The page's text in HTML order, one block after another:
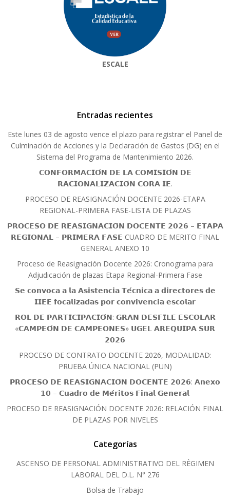
ESCALE
Entradas recientes
Este lunes 03 de agosto vence el plazo para registrar el Panel de
Culminación de Acciones y la Declaración de Gastos (DG) en el
Sistema del Programa de Mantenimiento 2026.
𝗖𝗢𝗡𝗙𝗢𝗥𝗠𝗔𝗖𝗜𝗢́𝗡 𝗗𝗘 𝗟𝗔 𝗖𝗢𝗠𝗜𝗦𝗜𝗢́𝗡 𝗗𝗘
𝗥𝗔𝗖𝗜𝗢𝗡𝗔𝗟𝗜𝗭𝗔𝗖𝗜𝗢́𝗡 𝗖𝗢𝗥𝗔 𝗜𝗘.
PROCESO DE REASIGNACIÓN DOCENTE 2026-ETAPA
REGIONAL-PRIMERA FASE-LISTA DE PLAZAS
𝗣𝗥𝗢𝗖𝗘𝗦𝗢 𝗗𝗘 𝗥𝗘𝗔𝗦𝗜𝗚𝗡𝗔𝗖𝗜𝗢́𝗡 𝗗𝗢𝗖𝗘𝗡𝗧𝗘 𝟮𝟬𝟮𝟲 – 𝗘𝗧𝗔𝗣𝗔
𝗥𝗘𝗚𝗜𝗢𝗡𝗔𝗟 – 𝗣𝗥𝗜𝗠𝗘𝗥𝗔 𝗙𝗔𝗦𝗘 CUADRO DE MERITO FINAL
GENERAL ANEXO 10
Proceso de Reasignación Docente 2026: Cronograma para
Adjudicación de plazas Etapa Regional-Primera Fase
𝗦𝗲 𝗰𝗼𝗻𝘃𝗼𝗰𝗮 𝗮 𝗹𝗮 𝗔𝘀𝗶𝘀𝘁𝗲𝗻𝗰𝗶𝗮 𝗧𝗲́𝗰𝗻𝗶𝗰𝗮 𝗮 𝗱𝗶𝗿𝗲𝗰𝘁𝗼𝗿𝗲𝘀 𝗱𝗲
𝗜𝗜𝗘𝗘 𝗳𝗼𝗰𝗮𝗹𝗶𝘇𝗮𝗱𝗮𝘀 𝗽𝗼𝗿 𝗰𝗼𝗻𝘃𝗶𝘃𝗲𝗻𝗰𝗶𝗮 𝗲𝘀𝗰𝗼𝗹𝗮𝗿
𝗥𝗢𝗟 𝗗𝗘 𝗣𝗔𝗥𝗧𝗜𝗖𝗜𝗣𝗔𝗖𝗜𝗢́𝗡: 𝗚𝗥𝗔𝗡 𝗗𝗘𝗦𝗙𝗜𝗟𝗘 𝗘𝗦𝗖𝗢𝗟𝗔𝗥
«𝗖𝗔𝗠𝗣𝗘𝗢́𝗡 𝗗𝗘 𝗖𝗔𝗠𝗣𝗘𝗢𝗡𝗘𝗦» 𝗨𝗚𝗘𝗟 𝗔𝗥𝗘𝗤𝗨𝗜𝗣𝗔 𝗦𝗨𝗥
𝟮𝟬𝟮𝟲
PROCESO DE CONTRATO DOCENTE 2026, MODALIDAD:
PRUEBA ÚNICA NACIONAL (PUN)
𝗣𝗥𝗢𝗖𝗘𝗦𝗢 𝗗𝗘 𝗥𝗘𝗔𝗦𝗜𝗚𝗡𝗔𝗖𝗜𝗢́𝗡 𝗗𝗢𝗖𝗘𝗡𝗧𝗘 𝟮𝟬𝟮𝟲: 𝗔𝗻𝗲𝘅𝗼
𝟭𝟬 – 𝗖𝘂𝗮𝗱𝗿𝗼 𝗱𝗲 𝗠𝗲́𝗿𝗶𝘁𝗼𝘀 𝗙𝗶𝗻𝗮𝗹 𝗚𝗲𝗻𝗲𝗿𝗮𝗹
PROCESO DE REASIGNACIÓN DOCENTE 2026: RELACIÓN FINAL
DE PLAZAS POR NIVELES
Categorías
ASCENSO DE PERSONAL ADMINISTRATIVO DEL RÈGIMEN
LABORAL DEL D.L. N° 276
Bolsa de Trabajo